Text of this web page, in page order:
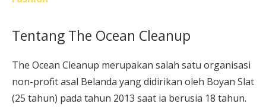
Tentang The Ocean Cleanup
The Ocean Cleanup merupakan salah satu organisasi
non-profit asal Belanda yang didirikan oleh Boyan Slat
(25 tahun) pada tahun 2013 saat ia berusia 18 tahun.